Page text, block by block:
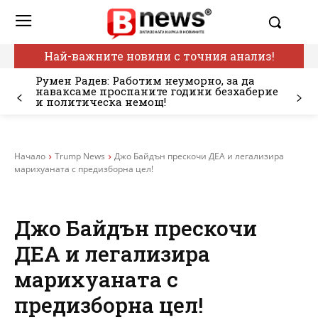
Най-важните новини с точния анализ!
Румен Радев: Работим неуморно, за да
наваксаме проспаните години безхаберие
и политическа немощ!
Начало Trump News
Джо Байдън прескочи ДЕА и легализира
марихуаната с предизборна цел!
Джо Байдън прескочи
ДЕА и легализира
марихуаната с
предизборна цел!